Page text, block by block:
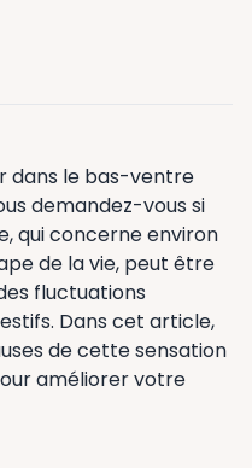
dans le bas-ventre
demandez-vous si
qui concerne environ
de la vie, peut être
fluctuations
Dans cet article,
de cette sensation
améliorer votre